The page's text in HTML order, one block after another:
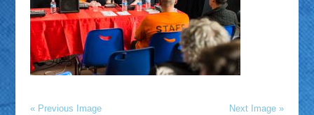
« Previous Image Next Image »